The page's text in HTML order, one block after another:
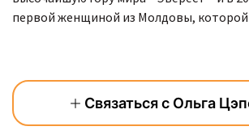
первой женщиной из Молдовы, которой
Связаться с Ольга